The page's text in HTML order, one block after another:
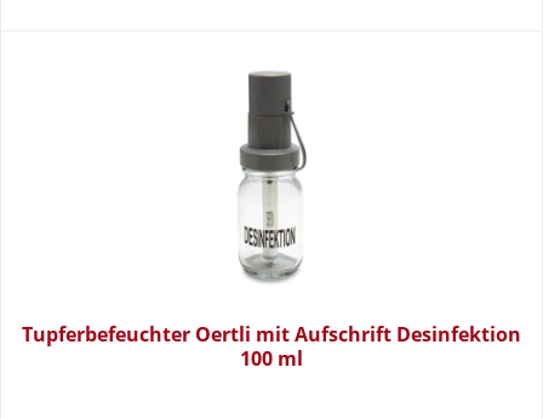
Tupferbefeuchter Oertli mit Aufschrift Desinfektion
100 ml